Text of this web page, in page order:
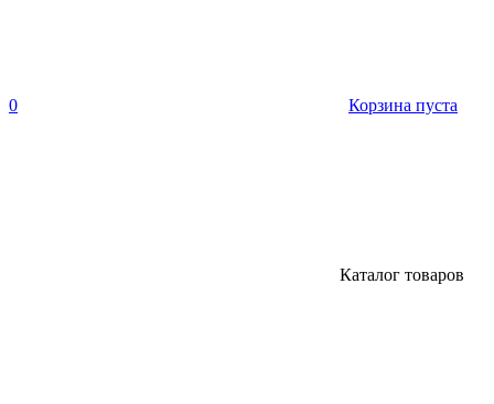
0 Корзина пуста
Каталог товаров